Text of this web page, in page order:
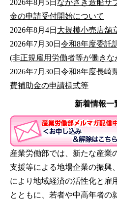
2026年8月5日 ながさき造船サ
金の申請受付開始について
2026年8月4日 大規模小売店舗
2026年7月30日 令和8年度委託
(非正規雇用労働者等が働き
2026年7月30日 令和8年度長崎
費補助金の申請様式等
令和８年度デ
保護者向け県
令和８年度長
の募集について
7/31（金） 「
令和８年度食
内
新着情報一
産業労働部では、新たな産業
支援等による地場企業の振興
により地域経済の活性化と雇
とともに、若者や中高年者の